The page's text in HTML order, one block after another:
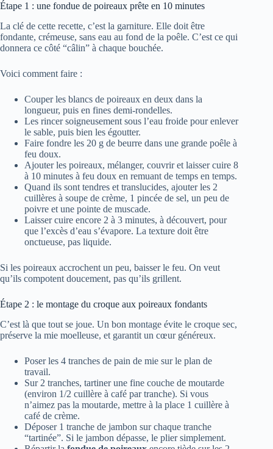
Étape 1 : une fondue de poireaux prête en 10 minutes
La clé de cette recette, c’est la garniture. Elle doit être
fondante, crémeuse, sans eau au fond de la poêle. C’est ce qui
donnera ce côté “câlin” à chaque bouchée.
Voici comment faire :
Couper les blancs de poireaux en deux dans la
longueur, puis en fines demi-rondelles.
Les rincer soigneusement sous l’eau froide pour enlever
le sable, puis bien les égoutter.
Faire fondre les 20 g de beurre dans une grande poêle à
feu doux.
Ajouter les poireaux, mélanger, couvrir et laisser cuire 8
à 10 minutes à feu doux en remuant de temps en temps.
Quand ils sont tendres et translucides, ajouter les 2
cuillères à soupe de crème, 1 pincée de sel, un peu de
poivre et une pointe de muscade.
Laisser cuire encore 2 à 3 minutes, à découvert, pour
que l’excès d’eau s’évapore. La texture doit être
onctueuse, pas liquide.
Si les poireaux accrochent un peu, baisser le feu. On veut
qu’ils compotent doucement, pas qu’ils grillent.
Étape 2 : le montage du croque aux poireaux fondants
C’est là que tout se joue. Un bon montage évite le croque sec,
préserve la mie moelleuse, et garantit un cœur généreux.
Poser les 4 tranches de pain de mie sur le plan de
travail.
Sur 2 tranches, tartiner une fine couche de moutarde
(environ 1/2 cuillère à café par tranche). Si vous
n’aimez pas la moutarde, mettre à la place 1 cuillère à
café de crème.
Déposer 1 tranche de jambon sur chaque tranche
“tartinée”. Si le jambon dépasse, le plier simplement.